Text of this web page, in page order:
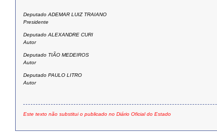
Deputado ADEMAR LUIZ TRAIANO
Presidente
Deputado ALEXANDRE CURI
Autor
Deputado TIÃO MEDEIROS
Autor
Deputado PAULO LITRO
Autor
Este texto não substitui o publicado no Diário Oficial do Estado